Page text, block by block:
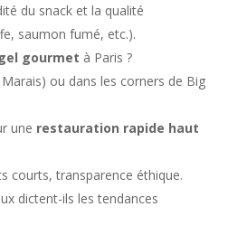
du snack et la qualité
saumon fumé, etc.).
gourmet à Paris ?
ou dans les corners de Big
une restauration rapide haut
courts, transparence éthique.
dictent-ils les tendances